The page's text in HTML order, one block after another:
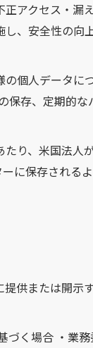
アクセス・
、安全性の向
個人データ
存、定期的な
り、米国法
に保存される
供または開示
づく場合 ・業